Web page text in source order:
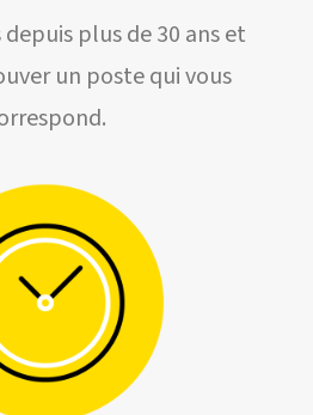
plus de 30 ans et
un poste qui vous